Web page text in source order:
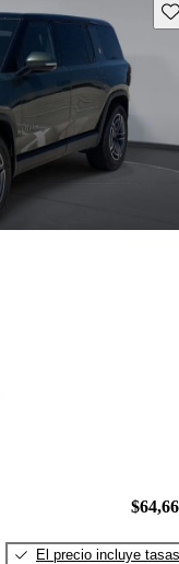
El precio incluye tasas